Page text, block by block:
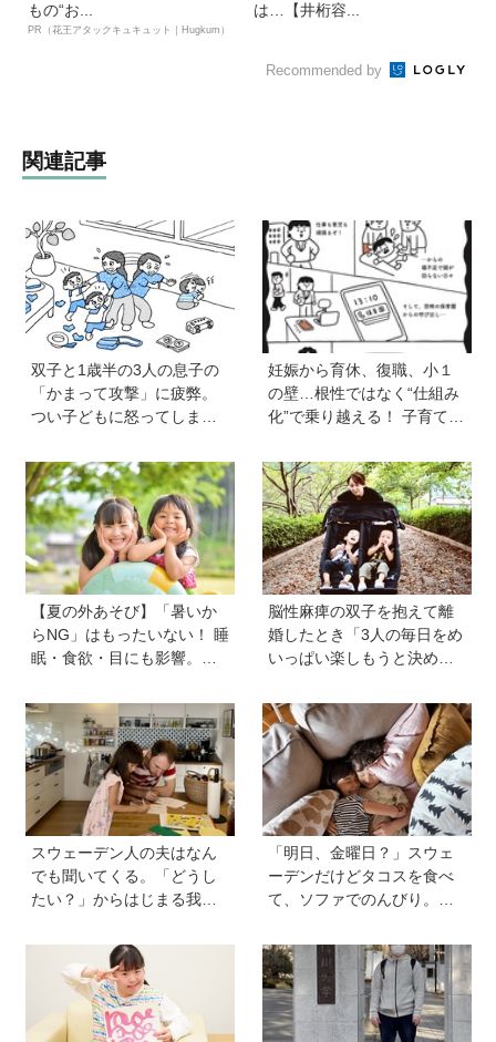
もの“お...
PR（花王アタックキュキュット｜Hugkum）
は…【井桁容...
Recommended by
関連記事
双子と1歳半の3人の息子の
「かまって攻撃」に疲弊。
つい子どもに怒ってしまい
先生の子育てお悩み相談
室】
妊娠から育休、復職、小１
の壁…根性ではなく“仕組み
化”で乗り越える！ 子育ても
知っておきたいサバイバル
戦略
【夏の外あそび】「暑いか
らNG」はもったいない！ 睡
眠・食欲・目にも影響。専
トと、猛暑日の室内あそび
の工夫
脳性麻痺の双子を抱えて離
婚したとき「3人の毎日をめ
いっぱい楽しもうと決め
訊く子どもの人生の輝かせ
方
スウェーデン人の夫はなん
でも聞いてくる。「どうし
たい？」からはじまる我が
て vol.24】
「明日、金曜日？」スウェ
ーデンだけどタコスを食べ
て、ソファでのんびり。小
【北欧パパと日本で子育てv
ol.23】